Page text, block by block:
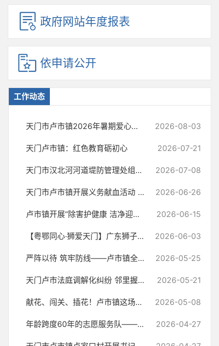
政府网站年度报表
依申请公开
工作动态
天门市卢市镇2026年暑期爱心托管班开班 2026-08-03
天门卢市镇：红色教育砺初心 2026-07-21
天门市汉北河河道堤防管理处组织退休老党员赴卢市镇彭家垴革命教育基地... 2026-07-08
天门市卢市镇开展义务献血活动 干群踊跃参与传递爱心 2026-06-26
卢市镇开展“除害护健康 洁净迎盛夏”环境卫生整治活动 2026-06-15
【粤鄂同心·狮爱天门】广东狮子会楚天服务队赴卢市镇开展爱心助残捐赠活动 2026-06-03
严阵以待 筑牢防线——卢市镇全力做好强降雨应对工作 2026-05-25
天门卢市法庭调解化纠纷 邻里握手重归好 2026-05-21
献花、闯关、插花！卢市镇这场跨镇联谊，把红色浪漫玩出了新高度！ 2026-05-08
年龄跨度60年的志愿服务队——天门市卢市镇红色纪念馆里的“代际传递” 2026-04-27